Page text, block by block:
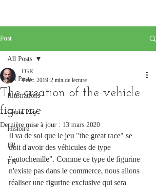
Post
All Posts
Illustrations
Game Play
Histoire
FR
EN
All Posts
The creation of the vehicle
figurine
FGR
4 déc. 2019 2 min de lecture
Dernière mise à jour : 13 mars 2020
Il va de soi que le jeu "the great race" se
doit d'avoir des véhicules de type
"autochenille". Comme ce type de figurine
n'existe pas dans le commerce, nous allons
réaliser une figurine exclusive qui sera